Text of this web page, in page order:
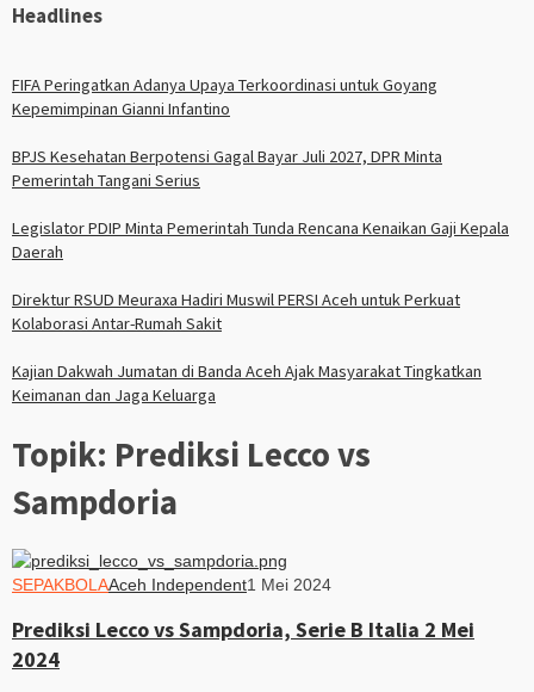
Headlines
FIFA Peringatkan Adanya Upaya Terkoordinasi untuk Goyang
Kepemimpinan Gianni Infantino
BPJS Kesehatan Berpotensi Gagal Bayar Juli 2027, DPR Minta
Pemerintah Tangani Serius
Legislator PDIP Minta Pemerintah Tunda Rencana Kenaikan Gaji Kepala
Daerah
Direktur RSUD Meuraxa Hadiri Muswil PERSI Aceh untuk Perkuat
Kolaborasi Antar-Rumah Sakit
Kajian Dakwah Jumatan di Banda Aceh Ajak Masyarakat Tingkatkan
Keimanan dan Jaga Keluarga
Topik: Prediksi Lecco vs
Sampdoria
SEPAKBOLAAceh Independent1 Mei 2024
Prediksi Lecco vs Sampdoria, Serie B Italia 2 Mei
2024